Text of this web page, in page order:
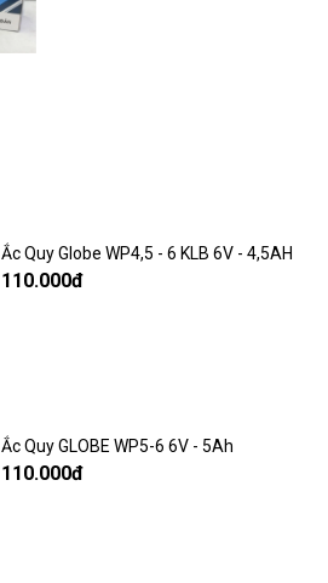
Ắc Quy Globe WP4,5 - 6 KLB 6V - 4,5AH
110.000đ
Ắc Quy GLOBE WP5-6 6V - 5Ah
110.000đ